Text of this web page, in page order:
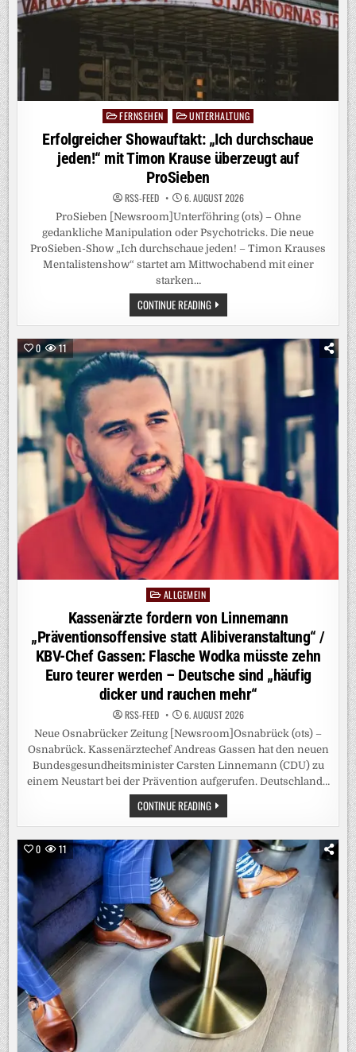
Posted
in
FERNSEHEN UNTERHALTUNG
Erfolgreicher Showauftakt: „Ich durchschaue
jeden!“ mit Timon Krause überzeugt auf
ProSieben
RSS-FEED 6. AUGUST 2026
ProSieben [Newsroom]Unterföhring (ots) – Ohne
gedankliche Manipulation oder Psychotricks. Die neue
ProSieben-Show „Ich durchschaue jeden! – Timon Krauses
Mentalistenshow“ startet am Mittwochabend mit einer
starken…
CONTINUE READINGERFOLGREICHER
SHOWAUFTAKT:
„ICH
DURCHSCHAUE
JEDEN!“
MIT
TIMON
KRAUSE
PROSIEBEN
0 11
Posted
in
ALLGEMEIN
Kassenärzte fordern von Linnemann
„Präventionsoffensive statt Alibiveranstaltung“ /
KBV-Chef Gassen: Flasche Wodka müsste zehn
Euro teurer werden – Deutsche sind „häufig
dicker und rauchen mehr“
RSS-FEED 6. AUGUST 2026
Neue Osnabrücker Zeitung [Newsroom]Osnabrück (ots) –
Osnabrück. Kassenärztechef Andreas Gassen hat den neuen
Bundesgesundheitsminister Carsten Linnemann (CDU) zu
einem Neustart bei der Prävention aufgerufen. Deutschland…
CONTINUE READINGKASSENÄRZTE
FORDERN
VON
LINNEMANN
„PRÄVENTIONSOFFENSIVE
STATT
ALIBIVERANSTALTUNG“
KBV-
CHEF
GASSEN:
FLASCHE
WODKA
MÜSSTE
ZEHN
EURO
TEURER
WERDEN
–
DEUTSCHE
SIND
„HÄUFIG
DICKER
UND
0 11